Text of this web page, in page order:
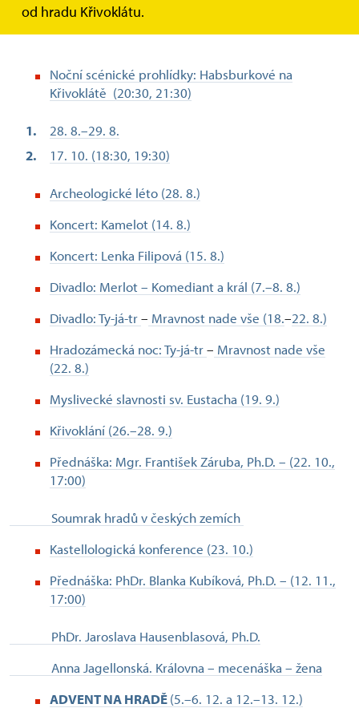
od hradu Křivoklátu.
Noční scénické prohlídky: Habsburkové na
Křivoklátě (20:30, 21:30)
28. 8.–29. 8.
17. 10. (18:30, 19:30)
Archeologické léto (28. 8.)
Koncert: Kamelot (14. 8.)
Koncert: Lenka Filipová (15. 8.)
Divadlo: Merlot – Komediant a král (7.–8. 8.)
Divadlo: Ty-já-tr– Mravnost nade vše (18.–22. 8.)
Hradozámecká noc:Ty-já-tr– Mravnost nade vše
(22. 8.)
Myslivecké slavnosti sv. Eustacha (19. 9.)
Křivoklání (26.–28. 9.)
Přednáška: Mgr. František Záruba, Ph.D. – (22. 10.,
17:00)
Soumrak hradů v českých zemích
Kastellologická konference (23. 10.)
Přednáška: PhDr. Blanka Kubíková, Ph.D. – (12. 11.,
17:00)
PhDr. Jaroslava Hausenblasová, Ph.D.
Anna Jagellonská. Královna – mecenáška – žena
ADVENT NA HRADĚ(5.–6. 12. a 12.–13. 12.)